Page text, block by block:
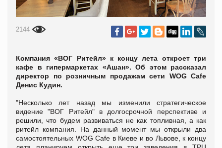
2144
Компания «ВОГ Ритейл» к концу лета откроет три
кафе в гипермаркетах «Ашан». Об этом рассказал
директор по розничным продажам сети WOG Cafe
Денис Кудин.
"Несколько лет назад мы изменили стратегическое
видение "ВОГ Ритейл" в долгосрочной перспективе и
решили, что будем развиваться не как топливная, а как
ритейл компания. На данный момент мы открыли два
самостоятельных WOG Cafe в Киеве и во Львове, к концу